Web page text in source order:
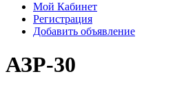
Мой Кабинет
Регистрация
Добавить объявление
АЗР-30